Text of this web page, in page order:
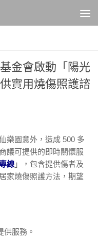
金會啟動「陽光
實用燒傷照護諮
樂園意外，造成 500 多
議可提供的即時關懷服
線 」，包含提供傷者及
家燒傷照護方法，期望
供服務。